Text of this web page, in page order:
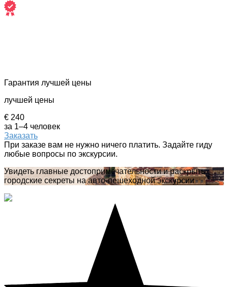
Гарантия лучшей цены
лучшей цены
€ 240
за 1–4 человек
Заказать
При заказе вам не нужно ничего платить. Задайте гиду
любые вопросы по экскурсии.
Увидеть главные достопримечательности и раскрыть
городские секреты на авто-пешеходной экскурсии